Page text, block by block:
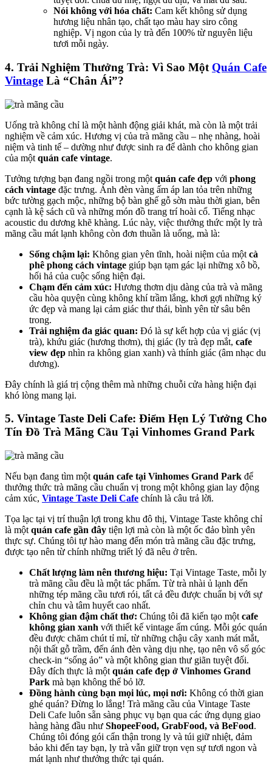
Nói không với hóa chất: Cam kết không sử dụng
hương liệu nhân tạo, chất tạo màu hay siro công
nghiệp. Vị ngon của ly trà đến 100% từ nguyên liệu
tươi mỗi ngày.
4. Trải Nghiệm Thưởng Trà: Vì Sao Một Quán Cafe
Vintage Là “Chân Ái”?
Uống trà không chỉ là một hành động giải khát, mà còn là một trải
nghiệm về cảm xúc. Hương vị của trà mãng cầu – nhẹ nhàng, hoài
niệm và tinh tế – dường như được sinh ra để dành cho không gian
của một quán cafe vintage.
Tưởng tượng bạn đang ngồi trong một quán cafe đẹp với phong
cách vintage đặc trưng. Ánh đèn vàng ấm áp lan tỏa trên những
bức tường gạch mộc, những bộ bàn ghế gỗ sờn màu thời gian, bên
cạnh là kệ sách cũ và những món đồ trang trí hoài cổ. Tiếng nhạc
acoustic du dương khẽ khàng. Lúc này, việc thưởng thức một ly trà
mãng cầu mát lạnh không còn đơn thuần là uống, mà là:
Sống chậm lại: Không gian yên tĩnh, hoài niệm của một cà
phê phong cách vintage giúp bạn tạm gác lại những xô bồ,
hối hả của cuộc sống hiện đại.
Chạm đến cảm xúc: Hương thơm dịu dàng của trà và mãng
cầu hòa quyện cùng không khí trầm lắng, khơi gợi những ký
ức đẹp và mang lại cảm giác thư thái, bình yên từ sâu bên
trong.
Trải nghiệm đa giác quan: Đó là sự kết hợp của vị giác (vị
trà), khứu giác (hương thơm), thị giác (ly trà đẹp mắt, cafe
view đẹp nhìn ra không gian xanh) và thính giác (âm nhạc du
dương).
Đây chính là giá trị cộng thêm mà những chuỗi cửa hàng hiện đại
khó lòng mang lại.
5. Vintage Taste Deli Cafe: Điểm Hẹn Lý Tưởng Cho
Tín Đồ Trà Mãng Cầu Tại Vinhomes Grand Park
Nếu bạn đang tìm một quán cafe tại Vinhomes Grand Park để
thưởng thức trà mãng cầu chuẩn vị trong một không gian lay động
cảm xúc, Vintage Taste Deli Cafe chính là câu trả lời.
Tọa lạc tại vị trí thuận lợi trong khu đô thị, Vintage Taste không chỉ
là một quán cafe gần đây tiện lợi mà còn là một ốc đảo bình yên
thực sự. Chúng tôi tự hào mang đến món trà mãng cầu đặc trưng,
được tạo nên từ chính những triết lý đã nêu ở trên.
Chất lượng làm nên thương hiệu: Tại Vintage Taste, mỗi ly
trà mãng cầu đều là một tác phẩm. Từ trà nhài ủ lạnh đến
những tép mãng cầu tươi rói, tất cả đều được chuẩn bị với sự
chỉn chu và tâm huyết cao nhất.
Không gian đậm chất thơ: Chúng tôi đã kiến tạo một cafe
không gian xanh với thiết kế vintage ấm cúng. Mỗi góc quán
đều được chăm chút tỉ mỉ, từ những chậu cây xanh mát mắt,
nội thất gỗ trầm, đến ánh đèn vàng dịu nhẹ, tạo nên vô số góc
check-in “sống ảo” và một không gian thư giãn tuyệt đối.
Đây đích thực là một quán cafe đẹp ở Vinhomes Grand
Park mà bạn không thể bỏ lỡ.
Đồng hành cùng bạn mọi lúc, mọi nơi: Không có thời gian
ghé quán? Đừng lo lắng! Trà mãng cầu của Vintage Taste
Deli Cafe luôn sẵn sàng phục vụ bạn qua các ứng dụng giao
hàng hàng đầu như ShopeeFood, GrabFood, và BeFood.
Chúng tôi đóng gói cẩn thận trong ly và túi giữ nhiệt, đảm
bảo khi đến tay bạn, ly trà vẫn giữ trọn vẹn sự tươi ngon và
mát lạnh như thưởng thức tại quán.